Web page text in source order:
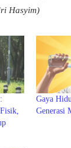
Hasyim)
Gaya
Generasi